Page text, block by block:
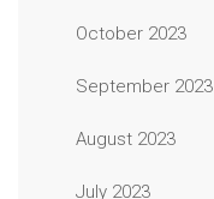
October 2023
September 2023
August 2023
July 2023